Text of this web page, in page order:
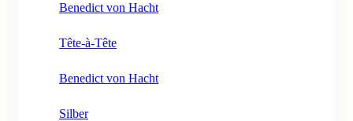
Benedict von Hacht
Tête-à-Tête
Benedict von Hacht
Silber